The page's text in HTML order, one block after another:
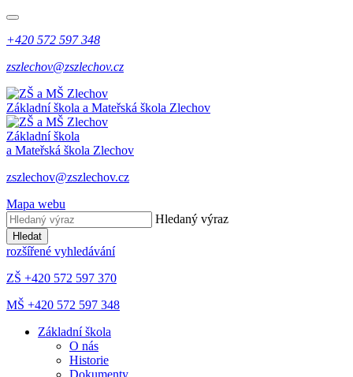
+420 572 597 348
zszlechov@zszlechov.cz
Základní škola a Mateřská škola Zlechov
Základní škola
a Mateřská škola Zlechov
zszlechov@zszlechov.cz
Mapa webu
Hledaný výraz
Hledat
rozšířené vyhledávání
ZŠ +420 572 597 370
MŠ +420 572 597 348
Základní škola
O nás
Historie
Dokumenty